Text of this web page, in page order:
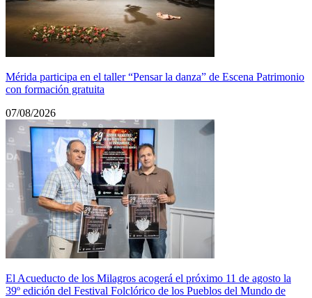
Mérida participa en el taller “Pensar la danza” de Escena Patrimonio
con formación gratuita
07/08/2026
El Acueducto de los Milagros acogerá el próximo 11 de agosto la
39º edición del Festival Folclórico de los Pueblos del Mundo de